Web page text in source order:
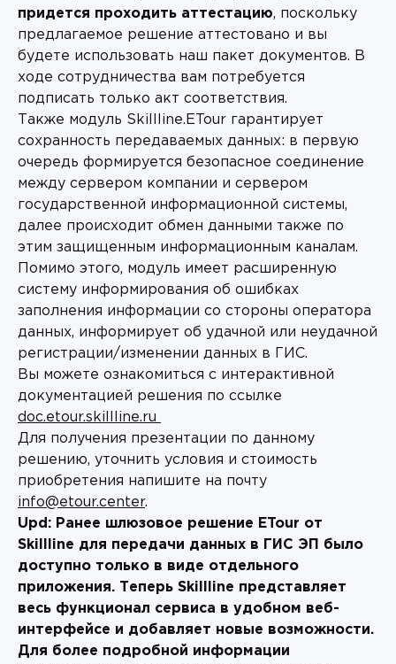
придется проходить аттестацию, поскольку
предлагаемое решение аттестовано и вы
будете использовать наш пакет документов. В
ходе сотрудничества вам потребуется
подписать только акт соответствия.
Также модуль Skillline.ETour гарантирует
сохранность передаваемых данных: в первую
очередь формируется безопасное соединение
между сервером компании и сервером
государственной информационной системы,
далее происходит обмен данными также по
этим защищенным информационным каналам.
Помимо этого, модуль имеет расширенную
систему информирования об ошибках
заполнения информации со стороны оператора
данных, информирует об удачной или неудачной
регистрации/изменении данных в ГИС.
Вы можете ознакомиться с интерактивной
документацией решения по ссылке
doc.etour.skillline.ru
Для получения презентации по данному
решению, уточнить условия и стоимость
приобретения напишите на почту
info@etour.center.
Upd: Ранее шлюзовое решение ETour от
Skillline для передачи данных в ГИС ЭП было
доступно только в виде отдельного
приложения. Теперь Skillline представляет
весь функционал сервиса в удобном веб-
интерфейсе и добавляет новые возможности.
Для более подробной информации